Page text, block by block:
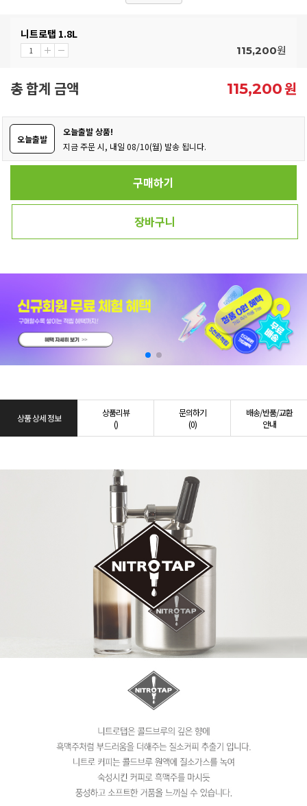
니트로탭 1.8L
115,200원
총 합계 금액 115,200원
오늘출발
오늘출발 상품!
지금 주문 시, 내일 08/10(월) 발송 됩니다.
구매하기
장바구니
상품 상세 정보
상품리뷰
()
문의하기
(0)
배송/반품/교환
안내